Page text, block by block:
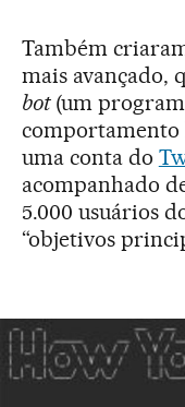
Também
mais avançado,
bot(um
comportamento
uma conta do
acompanhado
5.000 usuários
“objetivos